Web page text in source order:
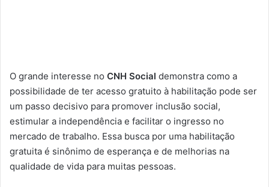
O grande interesse no CNH Social demonstra como a
possibilidade de ter acesso gratuito à habilitação pode ser
um passo decisivo para promover inclusão social,
estimular a independência e facilitar o ingresso no
mercado de trabalho. Essa busca por uma habilitação
gratuita é sinônimo de esperança e de melhorias na
qualidade de vida para muitas pessoas.